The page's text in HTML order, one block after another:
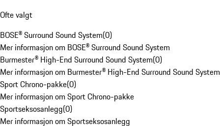
Ofte valgt
BOSE® Surround Sound System(0)
Mer informasjon om BOSE® Surround Sound System
Burmester® High-End Surround Sound System(0)
Mer informasjon om Burmester® High-End Surround Sound System
Sport Chrono-pakke(0)
Mer informasjon om Sport Chrono-pakke
Sportseksosanlegg(0)
Mer informasjon om Sportseksosanlegg